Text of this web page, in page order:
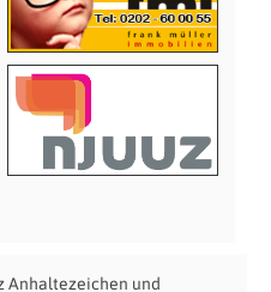
Anhaltezeichen und